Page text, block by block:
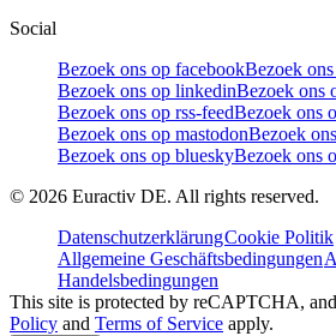
Social
Bezoek ons op facebookBezoek
Bezoek ons op linkedinBezoek ons
Bezoek ons op rss-feedBezoek ons
Bezoek ons op mastodonBezoek
Bezoek ons op blueskyBezoek ons
© 2026 Euractiv DE. All rights reserved.
DatenschutzerklärungCookie Politik
Allgemeine Geschäftsbedingungen
Handelsbedingungen
This site is protected by reCAPTCHA,
Policy and Terms of Service apply.